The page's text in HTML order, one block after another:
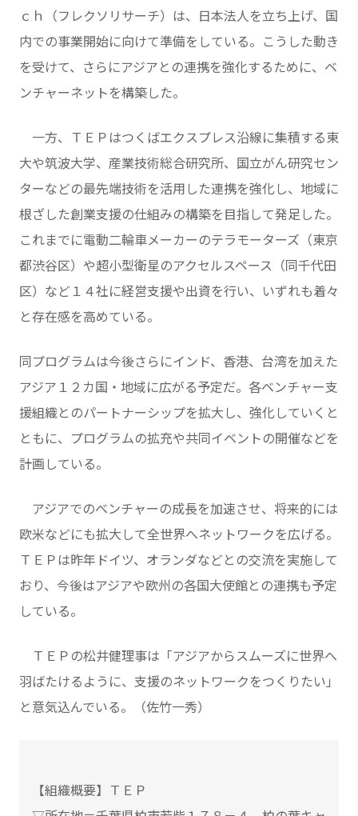
ｃｈ（フレクソリサーチ）は、日本法人を立ち上げ、国
内での事業開始に向けて準備をしている。こうした動き
を受けて、さらにアジアとの連携を強化するために、ベ
ンチャーネットを構築した。
一方、ＴＥＰはつくばエクスプレス沿線に集積する東
大や筑波大学、産業技術総合研究所、国立がん研究セン
ターなどの最先端技術を活用した連携を強化し、地域に
根ざした創業支援の仕組みの構築を目指して発足した。
これまでに電動二輪車メーカーのテラモーターズ（東京
都渋谷区）や超小型衛星のアクセルスペース（同千代田
区）など１４社に経営支援や出資を行い、いずれも着々
と存在感を高めている。
同プログラムは今後さらにインド、香港、台湾を加えた
アジア１２カ国・地域に広がる予定だ。各ベンチャー支
援組織とのパートナーシップを拡大し、強化していくと
ともに、プログラムの拡充や共同イベントの開催などを
計画している。
アジアでのベンチャーの成長を加速させ、将来的には
欧米などにも拡大して全世界へネットワークを広げる。
ＴＥＰは昨年ドイツ、オランダなどとの交流を実施して
おり、今後はアジアや欧州の各国大使館との連携も予定
している。
ＴＥＰの松井健理事は「アジアからスムーズに世界へ
羽ばたけるように、支援のネットワークをつくりたい」
と意気込んでいる。（佐竹一秀）
【組織概要】ＴＥＰ